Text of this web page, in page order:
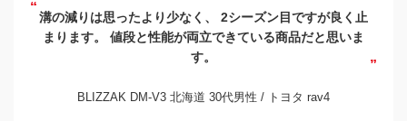
溝の減りは思ったより少なく、
2シーズン目ですが良く止
まります。
値段と性能が両立できている商品だと思いま
す。
BLIZZAK DM-V3 北海道 30代男性 / トヨタ rav4